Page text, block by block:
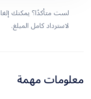
لاسترداد كامل المبلغ.
معلومات مهمة